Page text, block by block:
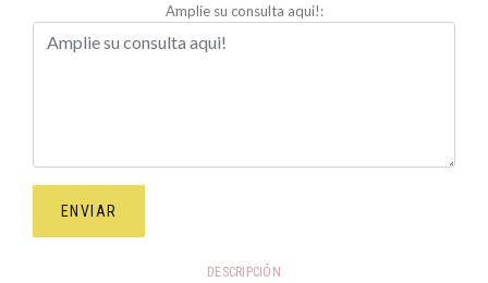
Amplie su consulta aqui!:
ENVIAR
DESCRIPCIÓN